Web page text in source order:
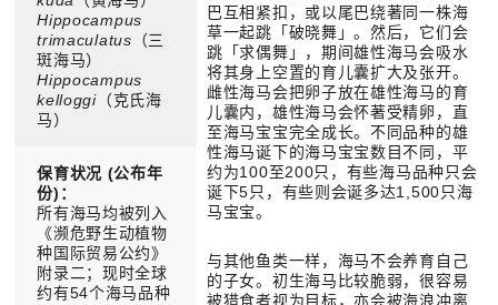
Hippocampus
trimaculatus （三
斑海马）
Hippocampus
kelloggi（克氏海
马）
保育状况 (公布年
份)：
所有海马均被列入
《濒危野生动植物
种国际贸易公约》
附录二；现时全球
约有54个海马品种
巴互相紧扣，或以尾巴绕著同一株海
草一起跳「破晓舞」。然后，它们会
跳「求偶舞」，期间雄性海马会吸水
将其身上空置的育儿囊扩大及张开。
雌性海马会把卵子放在雄性海马的育
儿囊内，雄性海马会怀著受精卵，直
至海马宝宝完全成长。不同品种的雄
性海马诞下的海马宝宝数目不同，平
约为100至200只，有些海马品种只会
诞下5只，有些则会诞多达1,500只海
马宝宝。
与其他鱼类一样，海马不会养育自己
的子女。初生海马比较脆弱，很容易
被猎食者视为目标，亦会被海浪冲离